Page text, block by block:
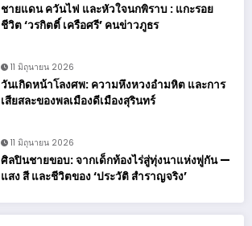
ชายแดน ควันไฟ และหัวใจนกพิราบ : แกะรอย
ชีวิต ‘วรกิตติ์ เครือศรี’ คนข่าวภูธร
11 มิถุนายน 2026
วันเกิดหน้าโลงศพ: ความหึงหวงอำมหิต และการ
เสียสละของพลเมืองดีเมืองสุรินทร์
11 มิถุนายน 2026
ศิลปินชายขอบ: จากเด็กท้องไร่สู่ทุ่งนาแห่งพู่กัน —
แสง สี และชีวิตของ ‘ประวัติ สำราญจริง’